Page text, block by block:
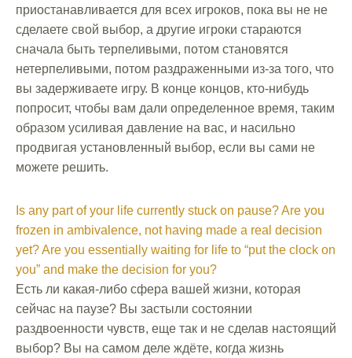
приостанавливается для всех игроков, пока вы не не
сделаете свой выбор, а другие игроки стараются
сначала быть терпеливыми, потом становятся
нетерпеливыми, потом раздраженными из-за того, что
вы задерживаете игру. В конце концов, кто-нибудь
попросит, чтобы вам дали определенное время, таким
образом усиливая давление на вас, и насильно
продвигая установленный выбор, если вы сами не
можете решить.
Is any part of your life currently stuck on pause? Are you
frozen in ambivalence, not having made a real decision
yet? Are you essentially waiting for life to “put the clock on
you” and make the decision for you?
Есть ли какая-либо сфера вашей жизни, которая
сейчас на паузе? Вы застыли состоянии
раздвоенности чувств, еще так и не сделав настоящий
выбор? Вы на самом деле ждёте, когда жизнь